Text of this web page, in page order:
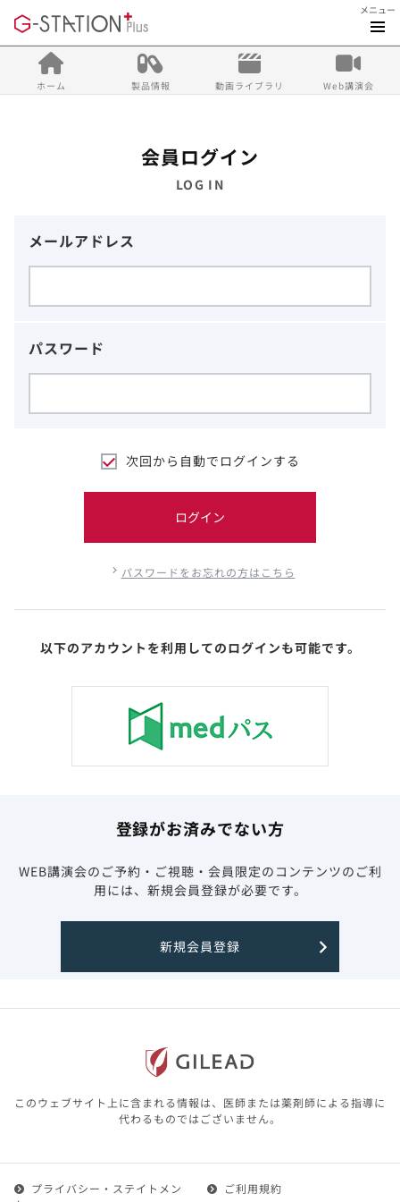
メニュー
ホーム 製品情報 動画ライブラリ Web講演会
会員ログイン
LOG IN
メールアドレス
パスワード
次回から自動でログインする
ログイン
パスワードをお忘れの方はこちら
以下のアカウントを利用してのログインも可能です。
登録がお済みでない方
WEB講演会のご予約・ご視聴・会員限定のコンテンツのご利
用には、新規会員登録が必要です。
新規会員登録
このウェブサイト上に含まれる情報は、医師または薬剤師による指導に
代わるものではございません。
プライバシー・ステイトメン
ご利用規約